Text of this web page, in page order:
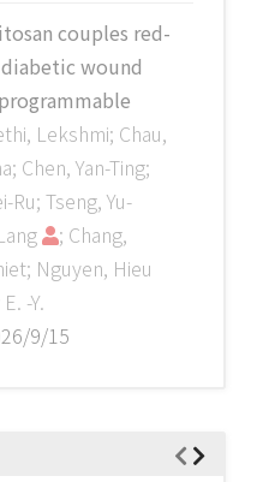
couples red-
wound
Lekshmi; Chau,
Chen, Yan-Ting;
Ru; Tseng, Yu-
; Chang,
Nguyen, Hieu
-Y.
9/15